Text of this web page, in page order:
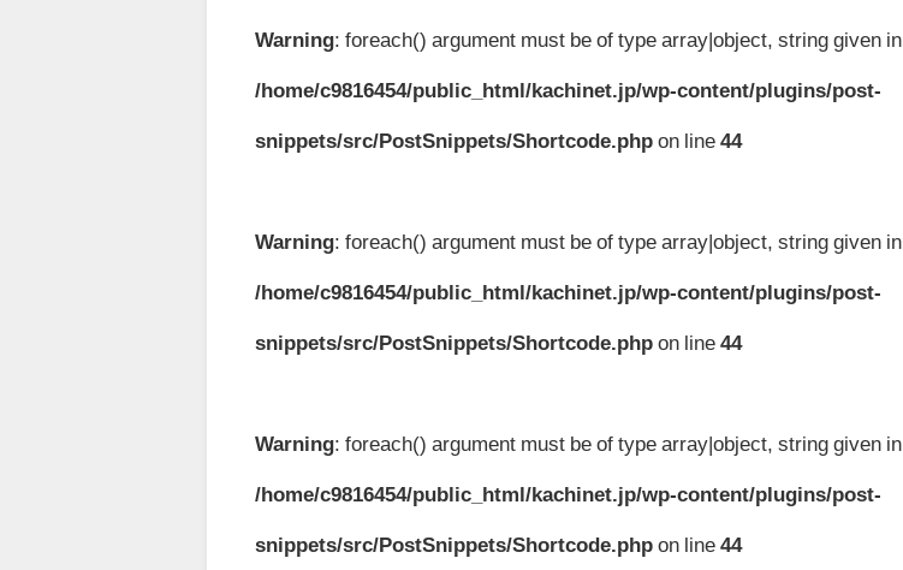
Warning: foreach() argument must be of type array|object, string given in
/home/c9816454/public_html/kachinet.jp/wp-content/plugins/post-
snippets/src/PostSnippets/Shortcode.php on line44
Warning: foreach() argument must be of type array|object, string given in
/home/c9816454/public_html/kachinet.jp/wp-content/plugins/post-
snippets/src/PostSnippets/Shortcode.php on line44
Warning: foreach() argument must be of type array|object, string given in
/home/c9816454/public_html/kachinet.jp/wp-content/plugins/post-
snippets/src/PostSnippets/Shortcode.php on line44